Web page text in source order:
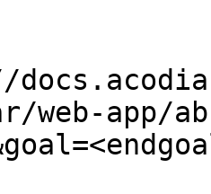
web-app/